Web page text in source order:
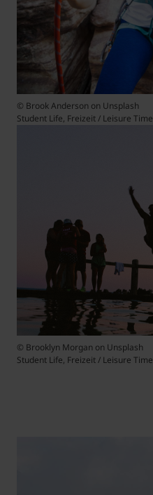
© Brook Anderson on Unsplash
Student Life, Freizeit / Leisure Time
© Brooklyn Morgan on Unsplash
Student Life, Freizeit / Leisure Time